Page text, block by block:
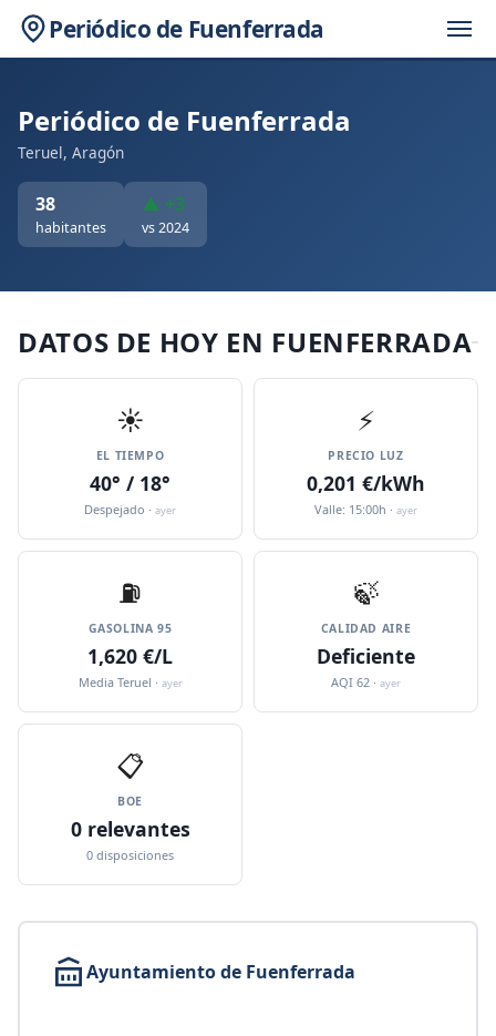
Periódico de Fuenferrada
Periódico de Fuenferrada
Teruel, Aragón
38
habitantes
▲ +3
vs 2024
DATOS DE HOY EN FUENFERRADA
☀️
EL TIEMPO
40° / 18°
Despejado · ayer
⚡
PRECIO LUZ
0,201 €/kWh
Valle: 15:00h · ayer
⛽️
GASOLINA 95
1,620 €/L
Media Teruel · ayer
🍃
CALIDAD AIRE
Deficiente
AQI 62 · ayer
📋
BOE
0 relevantes
0 disposiciones
Ayuntamiento de Fuenferrada